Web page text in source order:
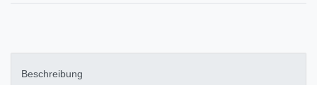
Beschreibung